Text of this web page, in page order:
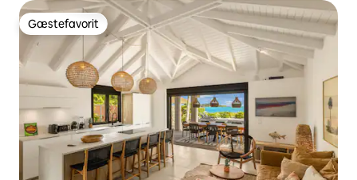
Gæstefavorit
Gæstefavorit